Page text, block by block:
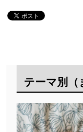
テーマ別（